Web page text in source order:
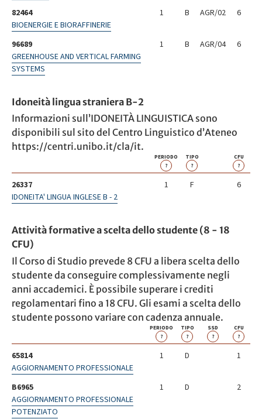
82464
BIOENERGIE E BIORAFFINERIE
1 B AGR/02 6
96689
GREENHOUSE AND VERTICAL FARMING
SYSTEMS
1 B AGR/04 6
Idoneità lingua straniera B-2
Informazioni sull’IDONEITÀ LINGUISTICA sono
disponibili sul sito del Centro Linguistico d’Ateneo
https://centri.unibo.it/cla/it.
PERIODO
?
TIPO
?
CFU
?
26337
IDONEITA' LINGUA INGLESE B - 2
1 F 6
Attività formative a scelta dello studente (8 - 18
CFU)
Il Corso di Studio prevede 8 CFU a libera scelta dello
studente da conseguire complessivamente negli
anni accademici. È possibile superare i crediti
regolamentari fino a 18 CFU. Gli esami a scelta dello
studente possono variare con cadenza annuale.
PERIODO
?
TIPO
?
SSD
?
CFU
?
65814
AGGIORNAMENTO PROFESSIONALE
1 D 1
B6965
AGGIORNAMENTO PROFESSIONALE
POTENZIATO
1 D 2